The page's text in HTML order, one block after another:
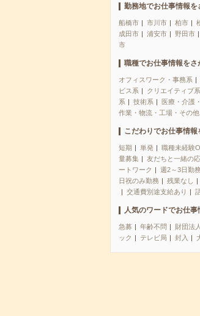
勤務地でお仕事情報を
船橋市 市川市 柏市
成田市
浦安市 野田市
市
職種でお仕事情報をさ
オフィスワーク・事務系
ビス系
クリエイティブ系
系
技術系 医療・介護
作業・物流・工場・その他
こだわりでお仕事情報
短期 単発 職種未経験
量募集
友だちと一緒の
ートワーク
週2～3日勤
日祝のみ勤務
残業なし
交通費別途支給あり
人気のワードでお仕事
急募 年齢不問 財団法人
ック
テレビ局 封入